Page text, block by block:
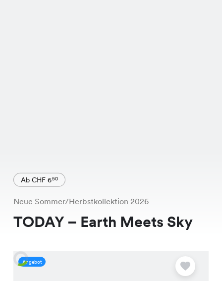
Ab CHF 650
Neue Sommer/Herbstkollektion 2026
TODAY – Earth Meets Sky
Angebot